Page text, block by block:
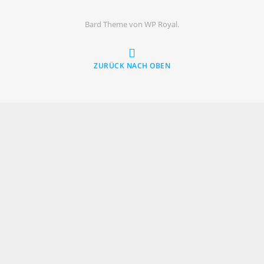
Bard Theme von WP Royal.
ZURÜCK NACH OBEN